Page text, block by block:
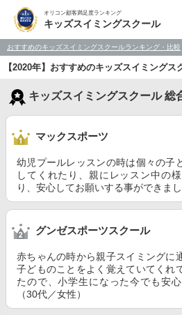
オリコン顧客満足度ランキング
キッズスイミングスクール
おすすめのキッズスイミングスクールランキング・比較
【2020年】おすすめのキッズスイミング
キッズスイミングスクール 総
マックスポーツ
幼児プールレッスンの時は個々の子
してくれたり、親にレッスン中の
り、安心してお願いする事ができま
グンゼスポーツスクール
赤ちゃんの時から親子スイミングに
子どものことをよく覚えていてくれ
たので、小学生になった今でも安
（30代／女性）